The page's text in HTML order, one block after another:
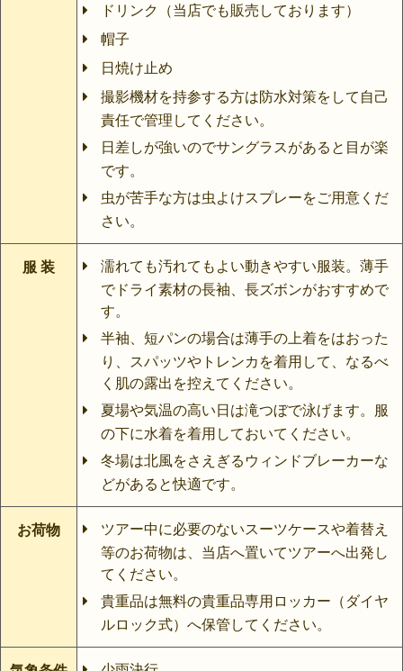
ドリンク（当店でも販売しております）
帽子
日焼け止め
撮影機材を持参する方は防水対策をして自己
責任で管理してください。
日差しが強いのでサングラスがあると目が楽
です。
虫が苦手な方は虫よけスプレーをご用意くだ
さい。
服 装 濡れても汚れてもよい動きやすい服装。薄手
でドライ素材の長袖、長ズボンがおすすめで
す。
半袖、短パンの場合は薄手の上着をはおった
り、スパッツやトレンカを着用して、なるべ
く肌の露出を控えてください。
夏場や気温の高い日は滝つぼで泳げます。服
の下に水着を着用しておいてください。
冬場は北風をさえぎるウィンドブレーカーな
どがあると快適です。
お荷物 ツアー中に必要のないスーツケースや着替え
等のお荷物は、当店へ置いてツアーへ出発し
てください。
貴重品は無料の貴重品専用ロッカー（ダイヤ
ルロック式）へ保管してください。